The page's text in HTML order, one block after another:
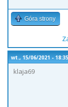
Góra strony
wt., 15/06/2021 - 18:35
klaja69